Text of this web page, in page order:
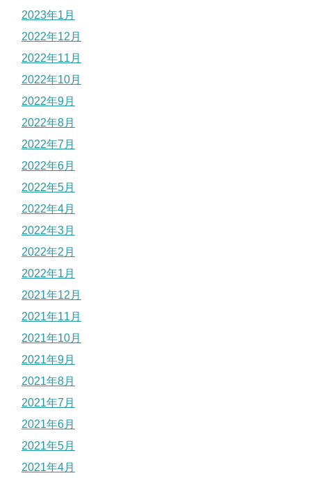
2023年1月
2022年12月
2022年11月
2022年10月
2022年9月
2022年8月
2022年7月
2022年6月
2022年5月
2022年4月
2022年3月
2022年2月
2022年1月
2021年12月
2021年11月
2021年10月
2021年9月
2021年8月
2021年7月
2021年6月
2021年5月
2021年4月